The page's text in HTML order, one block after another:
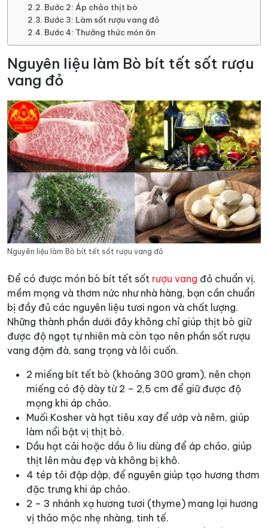
Bước 2: Áp chảo thịt bò
Bước 3: Làm sốt rượu vang đỏ
Bước 4: Thưởng thức món ăn
Nguyên liệu làm Bò bít tết sốt rượu
vang đỏ
Nguyên liệu làm Bò bít tết sốt rượu vang đỏ
Để có được món bò bít tết sốt rượu vang đỏ chuẩn vị,
mềm mọng và thơm nức như nhà hàng, bạn cần chuẩn
bị đầy đủ các nguyên liệu tươi ngon và chất lượng.
Những thành phần dưới đây không chỉ giúp thịt bò giữ
được độ ngọt tự nhiên mà còn tạo nên phần sốt rượu
vang đậm đà, sang trọng và lôi cuốn.
2 miếng bít tết bò (khoảng 300 gram), nên chọn
miếng có độ dày từ 2 – 2,5 cm để giữ được độ
mọng khi áp chảo.
Muối Kosher và hạt tiêu xay để ướp và nêm, giúp
làm nổi bật vị thịt bò.
Dầu hạt cải hoặc dầu ô liu dùng để áp chảo, giúp
thịt lên màu đẹp và không bị khô.
4 tép tỏi đập dập, để nguyên giúp tạo hương thơm
đặc trưng khi áp chảo.
2 – 3 nhánh xạ hương tươi (thyme) mang lại hương
vị thảo mộc nhẹ nhàng, tinh tế.